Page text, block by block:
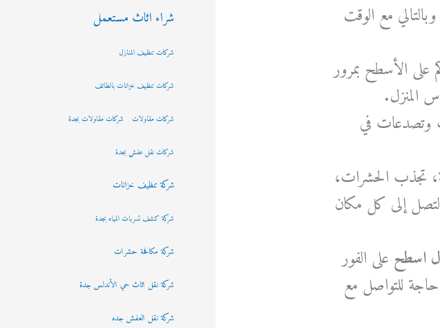
مع الوقت
على الأسطح بمرور
المنزل.
وتصدعات في
تجذب الحشرات،
لتصل إلى كل مكان
اسطح على الفور
حاجة للتواصل مع
شراء اثاث مستعمل
شركات تنظيف المنازل
شركات تنظيف خزانات بالطائف
شركات مقاولات شركات مقاولات بجدة
شركات نقل عفش بجدة
شركة تنظيف خزانات
شركة كشف تسربات المياه بجدة
شركة مكافحة حشرات
شركة نقل اثاث حي الأندلس جدة
شركة نقل العفش جده